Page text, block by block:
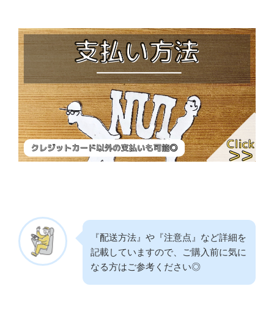
『配送方法』や『注意点』など詳細を
記載していますので、ご購入前に気に
なる方はご参考ください◎